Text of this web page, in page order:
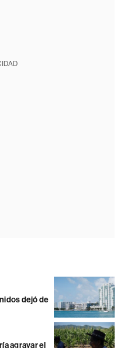
dejó de
agravar el